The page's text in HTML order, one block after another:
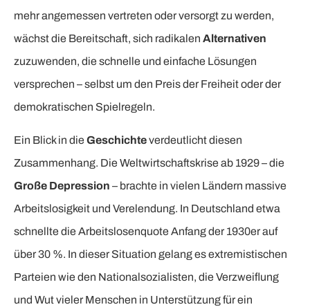
mehr angemessen vertreten oder versorgt zu werden,
wächst die Bereitschaft, sich radikalen Alternativen
zuzuwenden, die schnelle und einfache Lösungen
versprechen – selbst um den Preis der Freiheit oder der
demokratischen Spielregeln.
Ein Blick in dieGeschichteverdeutlicht diesen
Zusammenhang. Die Weltwirtschaftskrise ab 1929 – die
Große Depression – brachte in vielen Ländern massive
Arbeitslosigkeit und Verelendung. In Deutschland etwa
schnellte die Arbeitslosenquote Anfang der 1930er auf
über 30 %. In dieser Situation gelang es extremistischen
Parteien wie den Nationalsozialisten, die Verzweiflung
und Wut vieler Menschen in Unterstützung für ein